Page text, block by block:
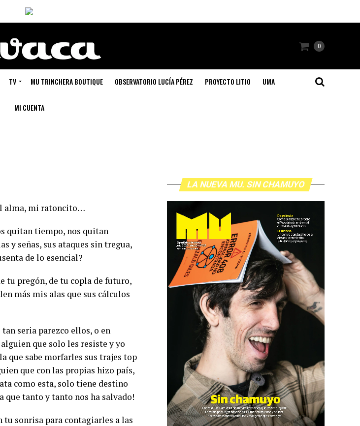
0
TV MU TRINCHERA BOUTIQUE OBSERVATORIO LUCÍA PÉREZ PROYECTO LITIO UMA
MI CUENTA
alma, mi ratoncito…
quitan tiempo, nos quitan
y señas, sus ataques sin tregua,
de lo esencial?
tu pregón, de tu copla de futuro,
más mis alas que sus cálculos
seria parezco ellos, o en
que solo les resiste y yo
que sabe morfarles sus trajes top
que con las propias hizo país,
como esta, solo tiene destino
que tanto y tanto nos ha salvado!
tu sonrisa para contagiarles a las
LA NUEVA MU. SIN CHAMUYO